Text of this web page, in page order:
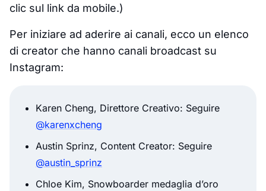
clic sul link da mobile.)
Per iniziare ad aderire ai canali, ecco un elenco
di creator che hanno canali broadcast su
Instagram:
Karen Cheng, Direttore Creativo: Seguire
@karenxcheng
Austin Sprinz, Content Creator: Seguire
@austin_sprinz
Chloe Kim, Snowboarder medaglia d’oro